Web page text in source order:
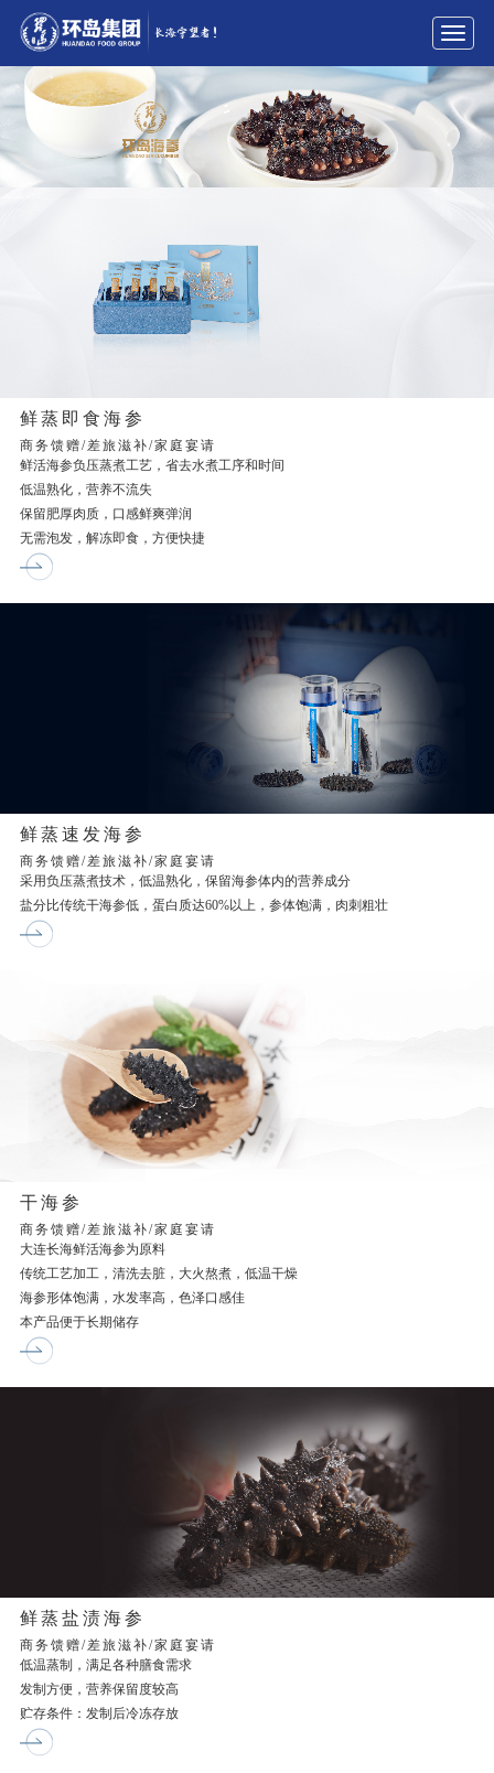
展
开
导
航
鲜蒸即食海参
商务馈赠/差旅滋补/家庭宴请
鲜活海参负压蒸煮工艺，省去水煮工序和时间
低温熟化，营养不流失
保留肥厚肉质，口感鲜爽弹润
无需泡发，解冻即食，方便快捷
鲜蒸速发海参
商务馈赠/差旅滋补/家庭宴请
采用负压蒸煮技术，低温熟化，保留海参体内的营养成分
盐分比传统干海参低，蛋白质达60%以上，参体饱满，肉刺粗壮
干海参
商务馈赠/差旅滋补/家庭宴请
大连长海鲜活海参为原料
传统工艺加工，清洗去脏，大火熬煮，低温干燥
海参形体饱满，水发率高，色泽口感佳
本产品便于长期储存
鲜蒸盐渍海参
商务馈赠/差旅滋补/家庭宴请
低温蒸制，满足各种膳食需求
发制方便，营养保留度较高
贮存条件：发制后冷冻存放